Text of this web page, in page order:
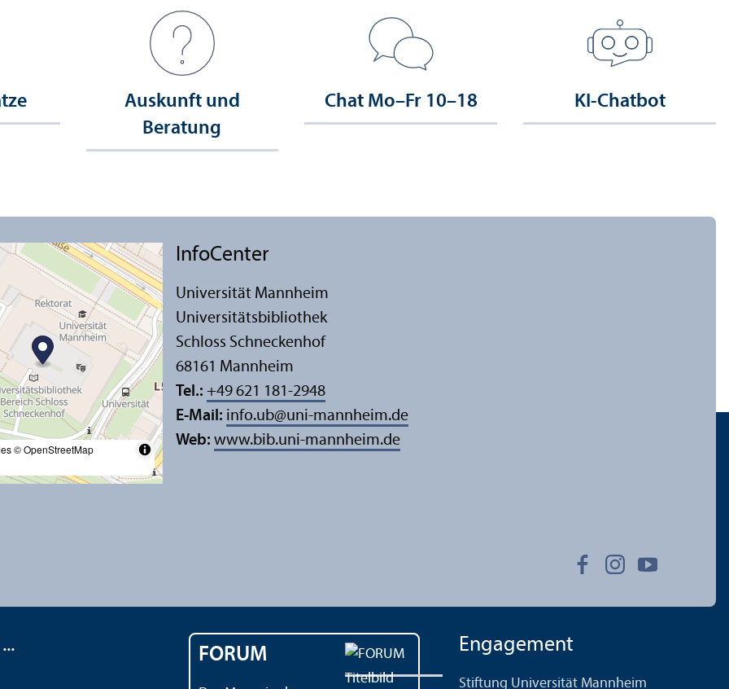
Auskunft und
Beratung
Chat Mo–Fr 10–18 KI-Chatbot
© OpenStreetMap
InfoCenter
Universität Mannheim
Universitäts­bibliothek
Schloss Schneckenhof
68161 Mannheim
Tel.: +49 621 181-2948
E-Mail: info.ub@uni-mannheim.de
Web: www.bib.uni-mannheim.de
FORUM Engagement
Stiftung Universität Mannheim